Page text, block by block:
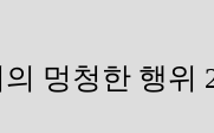
멍청한 행위